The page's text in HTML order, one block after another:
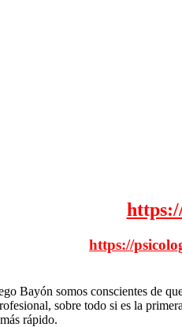
https://
Bayón somos conscientes de
sobre todo si es la
rápido.